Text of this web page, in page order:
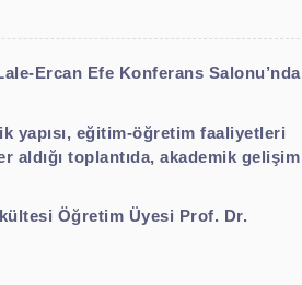
Ercan Efe Konferans Salonu’nda
yapısı, eğitim-öğretim faaliyetleri
toplantıda, akademik gelişim
Öğretim Üyesi Prof. Dr.